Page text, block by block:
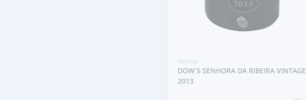
VINTAGE
DOW´S SENHORA DA RIBEIRA VINTAGE
2013